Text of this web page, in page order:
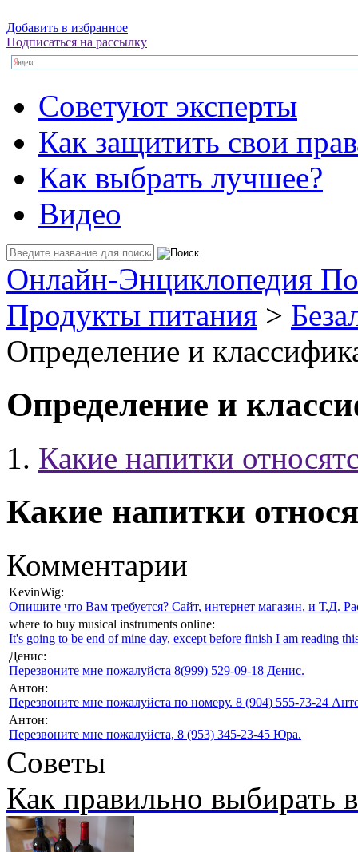
Добавить в избранное
Подписаться на рассылку
Советуют эксперты
Как защитить свои
Как выбрать лучшее?
Видео
Онлайн-Энциклопедия
Продукты питания >
Определение и
Определение и
Какие напитки
Какие напитки
Комментарии
KevinWig:
Опишите что Вам требуется? Сайт, интернет магазин, и Т.Д.
where to buy musical instruments online:
It's going to be end of mine day, except before finish I am reading
Денис:
Перезвоните мне пожалуйста 8(999) 529-09-18 Денис.
Антон:
Перезвоните мне пожалуйста по номеру. 8 (904) 555-73-24
Антон:
Перезвоните мне пожалуйста, 8 (953) 345-23-45 Юра.
Советы
Как правильно выбирать